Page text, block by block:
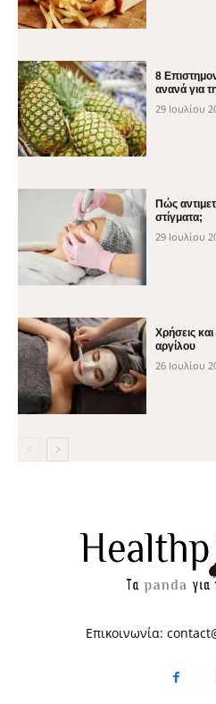
8
ανανά για
29 Ιουλίου
Πώς
στίγματα;
29 Ιουλίου
Χρήσεις
αργίλου
26 Ιουλίου
Επικοινωνία: